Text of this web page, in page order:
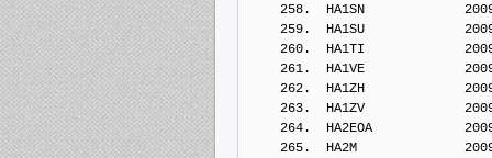
258.  HA1SN
259.  HA1SU
260.  HA1TI
261.  HA1VE
262.  HA1ZH
263.  HA1ZV
264.  HA2EOA
265.  HA2M